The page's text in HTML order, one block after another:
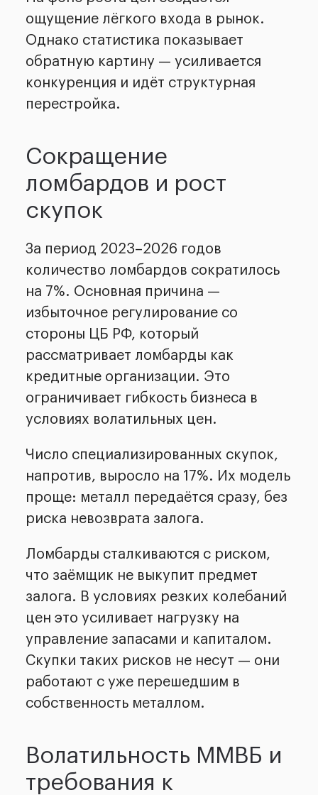
ощущение лёгкого входа в рынок.
Однако статистика показывает
обратную картину — усиливается
конкуренция и идёт структурная
перестройка.
Сокращение
ломбардов и рост
скупок
За период 2023–2026 годов
количество ломбардов сократилось
на 7%. Основная причина —
избыточное регулирование со
стороны ЦБ РФ, который
рассматривает ломбарды как
кредитные организации. Это
ограничивает гибкость бизнеса в
условиях волатильных цен.
Число специализированных скупок,
напротив, выросло на 17%. Их модель
проще: металл передаётся сразу, без
риска невозврата залога.
Ломбарды сталкиваются с риском,
что заёмщик не выкупит предмет
залога. В условиях резких колебаний
цен это усиливает нагрузку на
управление запасами и капиталом.
Скупки таких рисков не несут — они
работают с уже перешедшим в
собственность металлом.
Волатильность ММВБ и
требования к